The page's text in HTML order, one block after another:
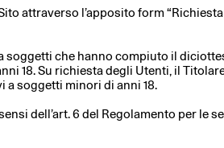
attraverso l’apposito form
che hanno compiuto il
18. Su richiesta degli Utenti, il
soggetti minori di anni 18.
dell’art. 6 del Regolamento per le